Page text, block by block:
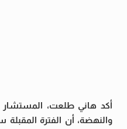
أكد هاني طلعت،
والنهضة، أن الفترة